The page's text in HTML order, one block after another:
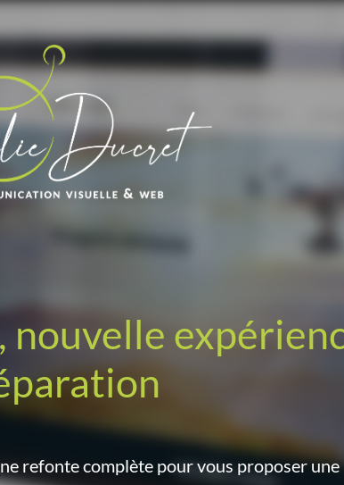
refonte complète pour vous proposer une